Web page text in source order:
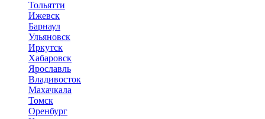
Тольятти
Ижевск
Барнаул
Ульяновск
Иркутск
Хабаровск
Ярославль
Владивосток
Махачкала
Томск
Оренбург